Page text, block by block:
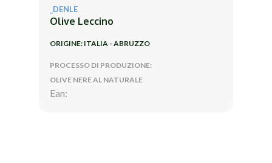
_DENLE
Olive Leccino
ORIGINE: ITALIA - ABRUZZO
PROCESSO DI PRODUZIONE:
OLIVE NERE AL NATURALE
Ean: